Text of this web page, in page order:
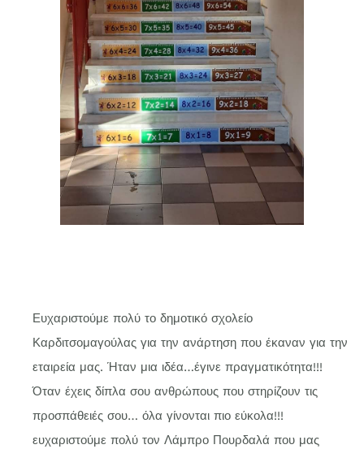
Ευχαριστούμε πολύ το δημοτικό σχολείο
Καρδιτσομαγούλας για την ανάρτηση που έκαναν για την
εταιρεία μας. Ήταν μια ιδέα…έγινε πραγματικότητα!!!
Όταν έχεις δίπλα σου ανθρώπους που στηρίζουν τις
προσπάθειές σου… όλα γίνονται πιο εύκολα!!!
ευχαριστούμε πολύ τον Λάμπρο Πουρδαλά που μας